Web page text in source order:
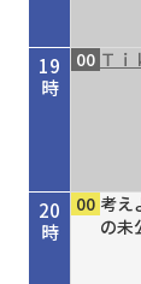
19
時
20
時
00 Ｔ
00 考
の未